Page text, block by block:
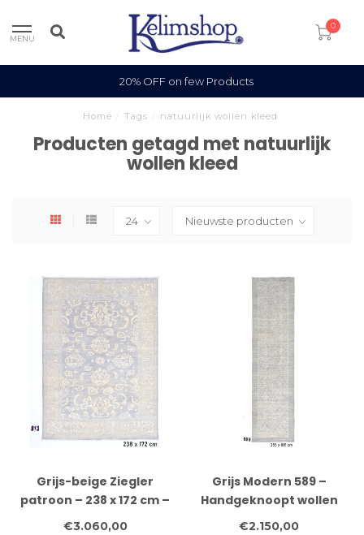
MENU
0
Home Tags natuurlijk wollen kleed
Producten getagd met natuurlijk
wollen kleed
Grijs-beige Ziegler
patroon – 238 x 172 cm –
Handgeknoopt wollen
€3.060,00
Grijs Modern 589 –
Handgeknoopt wollen
loper 355 x 081 cm
€2.150,00